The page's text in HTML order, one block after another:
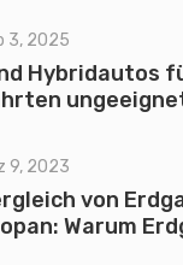
3, 2025
Hybridautos
9, 2023
von
Warum